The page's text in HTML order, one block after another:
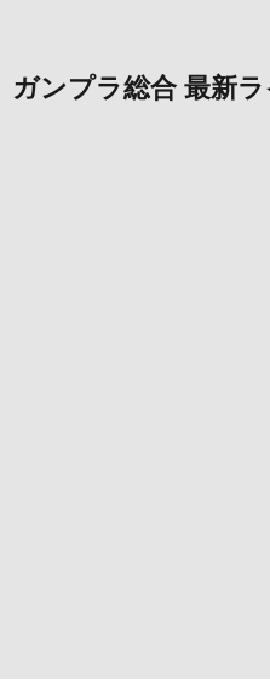
ガンプラ総合 最新